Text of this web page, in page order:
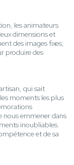
les animateurs
dimensions et
des images fixes,
produire des
qui sait
moments les plus
nous emmener dans
inoubliables.
et de sa